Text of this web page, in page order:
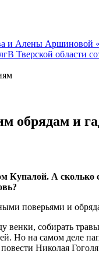
и Алены Аршиновой
В Тверской области
обрядам и
А сколько
поверьями и
венки, собирать
Но на самом деле
Николая